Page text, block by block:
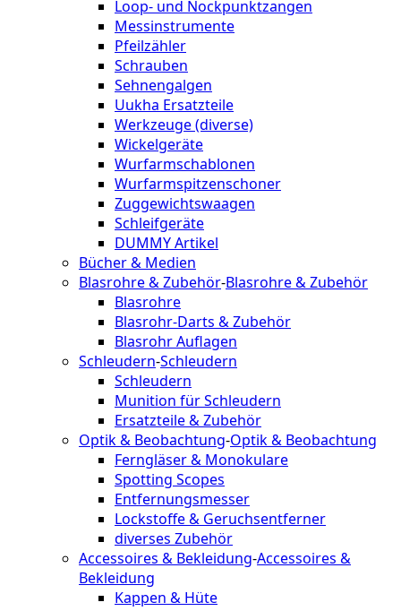
Loop- und Nockpunktzangen
Messinstrumente
Pfeilzähler
Schrauben
Sehnengalgen
Uukha Ersatzteile
Werkzeuge (diverse)
Wickelgeräte
Wurfarmschablonen
Wurfarmspitzenschoner
Zuggewichtswaagen
Schleifgeräte
DUMMY Artikel
Bücher & Medien
Blasrohre & Zubehör-Blasrohre & Zubehör
Blasrohre
Blasrohr-Darts & Zubehör
Blasrohr Auflagen
Schleudern-Schleudern
Schleudern
Munition für Schleudern
Ersatzteile & Zubehör
Optik & Beobachtung-Optik & Beobachtung
Ferngläser & Monokulare
Spotting Scopes
Entfernungsmesser
Lockstoffe & Geruchsentferner
diverses Zubehör
Accessoires & Bekleidung-Accessoires &
Bekleidung
Kappen & Hüte